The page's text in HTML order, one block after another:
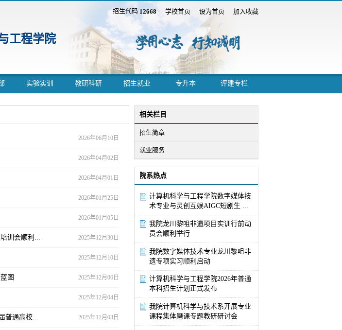
招生代码12668 学校首页 设为首页 加入收藏
工程学院
实验实训 教研科研 招生就业 专升本 评建专栏
相关栏目
招生简章
就业服务
院系热点
计算机科学与工程学院数字媒体技
术专业与灵创互娱AIGC短剧生 ...
我院龙川黎咀非遗项目实训行前动
员会顺利举行
我院数字媒体技术专业龙川黎咀非
遗专项实习顺利启动
计算机科学与工程学院2026年普通
本科招生计划正式发布
我院计算机科学与技术系开展专业
课程集体磨课专题教研研讨会
2026年06月10日
2026年04月02日
2026年04月01日
2026年01月25日
2026年01月05日
2025年12月30日
训会顺利...
2025年12月10日
2025年12月06日
图
2025年12月04日
2025年12月03日
普通高校...